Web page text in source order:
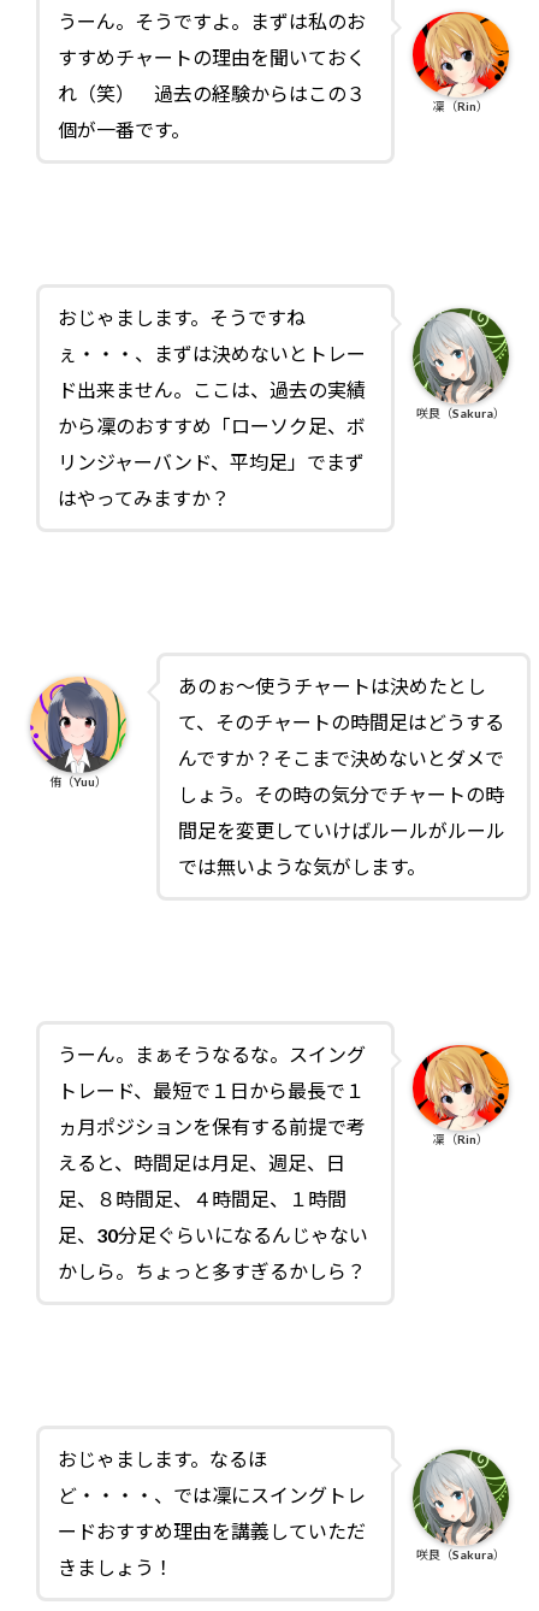
うーん。そうですよ。まずは私のお
すすめチャートの理由を聞いておく
れ（笑） 過去の経験からはこの３
個が一番です。
凜（Rin）
おじゃまします。そうですね
ぇ・・・、まずは決めないとトレー
ド出来ません。ここは、過去の実績
から凜のおすすめ「ローソク足、ボ
リンジャーバンド、平均足」でまず
はやってみますか？
咲良（Sakura）
あのぉ～使うチャートは決めたとし
て、そのチャートの時間足はどうする
んですか？そこまで決めないとダメで
しょう。その時の気分でチャートの時
間足を変更していけばルールがルール
では無いような気がします。
侑（Yuu）
うーん。まぁそうなるな。スイング
トレード、最短で１日から最長で１
ヵ月ポジションを保有する前提で考
えると、時間足は月足、週足、日
足、８時間足、４時間足、１時間
足、30分足ぐらいになるんじゃない
かしら。ちょっと多すぎるかしら？
凜（Rin）
おじゃまします。なるほ
ど・・・・、では凜にスイングトレ
ードおすすめ理由を講義していただ
きましょう！
咲良（Sakura）